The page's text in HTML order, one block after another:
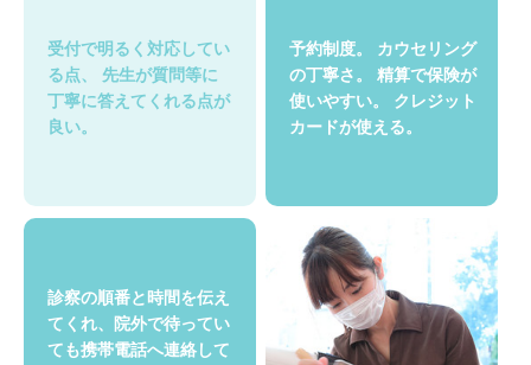
受付で明るく対応してい
る点、
先生が質問等に
丁寧に答えてくれる点が
良い。
予約制度。
カウセリング
の丁寧さ。
精算で保険が
使いやすい。
クレジット
カードが使える。
診察の順番と時間を伝え
てくれ、院外で待ってい
ても携帯電話へ連絡して